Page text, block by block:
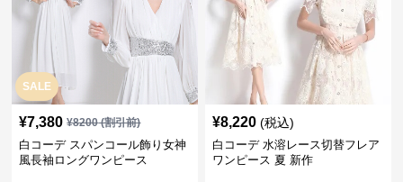
SALE
¥7,380 ¥8200(割引前)
白コーデ スパンコール飾り女神
風長袖ロングワンピース
¥8,220 (税込)
白コーデ 水溶レース切替フレア
ワンピース 夏 新作